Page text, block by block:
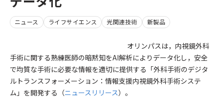
ニュース ライフサイエンス 光関連技術 新製品
オリンパスは，内視鏡外科
手術に関する熟練医師の暗黙知をAI解析によりデータ化し，安全
で均質な手術に必要な情報を適切に提供する「外科手術のデジタ
ルトランスフォーメーション：情報支援内視鏡外科手術システ
ム」を開発する（ニュースリリース）。